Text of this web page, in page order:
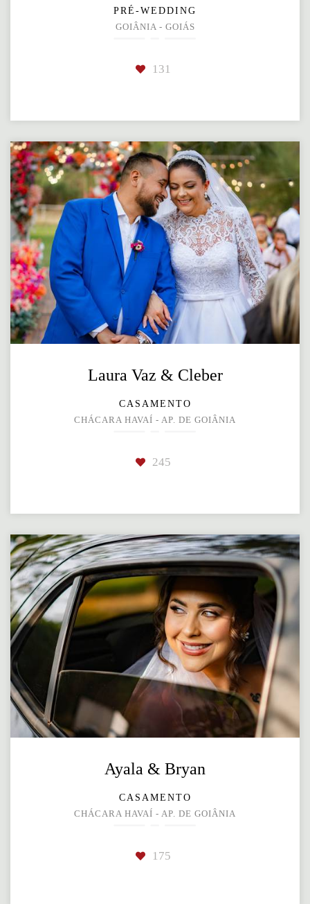
PRÉ-WEDDING
GOIÂNIA - GOIÁS
131
Laura Vaz & Cleber
CASAMENTO
CHÁCARA HAVAÍ - AP. DE GOIÂNIA
245
Ayala & Bryan
CASAMENTO
CHÁCARA HAVAÍ - AP. DE GOIÂNIA
175